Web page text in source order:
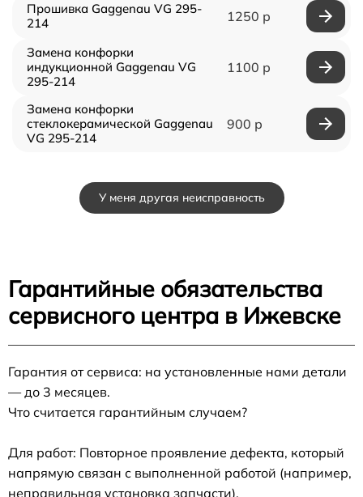
Прошивка Gaggenau VG 295-
214
1250 р
Замена конфорки
индукционной Gaggenau VG
295-214
1100 р
Замена конфорки
стеклокерамической Gaggenau
VG 295-214
900 р
У меня другая неисправность
Гарантийные обязательства
сервисного центра в Ижевске
Гарантия от сервиса: на установленные нами детали
— до 3 месяцев.
Что считается гарантийным случаем?
Для работ: Повторное проявление дефекта, который
напрямую связан с выполненной работой (например,
неправильная установка запчасти).